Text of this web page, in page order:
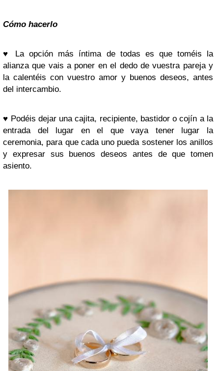
Cómo hacerlo
♥ La opción más íntima de todas es que toméis la
alianza que vais a poner en el dedo de vuestra pareja y
la calentéis con vuestro amor y buenos deseos, antes
del intercambio.
♥ Podéis dejar una cajita, recipiente, bastidor o cojín a la
entrada del lugar en el que vaya tener lugar la
ceremonia, para que cada uno pueda sostener los anillos
y expresar sus buenos deseos antes de que tomen
asiento.